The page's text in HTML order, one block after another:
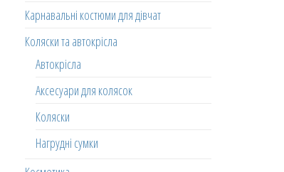
Карнавальні костюми для дівчат
Коляски та автокрісла
Автокрісла
Аксесуари для колясок
Коляски
Нагрудні сумки